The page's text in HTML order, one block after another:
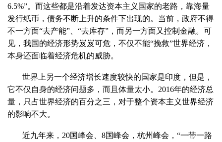
6.5%”。而这些都是沿着发达资本主义国家的老路，靠海量
发行纸币，债务不断上升的条件下出现的。当前，政府不得
不一方面“去产能”、“去库存”，而另一方面又控制金融。可
见，我国的经济形势岌岌可危，不仅不能“挽救”世界经济，
本身还面临着经济危机的威胁。
世界上另一个经济增长速度较快的国家是印度，但是，
它不仅自身的经济问题多，而且体量太小。 2016年的经济总
量，只占世界经济的百分之三，对于整个资本主义世界经济
的影响不大。
近九年来， 20国峰会、 8国峰会，杭州峰会，“一带一路